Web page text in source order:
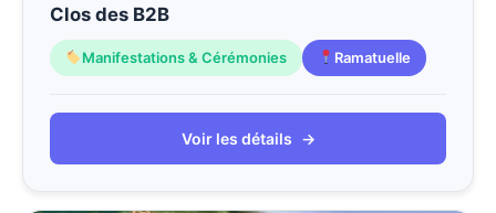
Clos des B2B
Manifestations & Cérémonies Ramatuelle
Voir les détails →